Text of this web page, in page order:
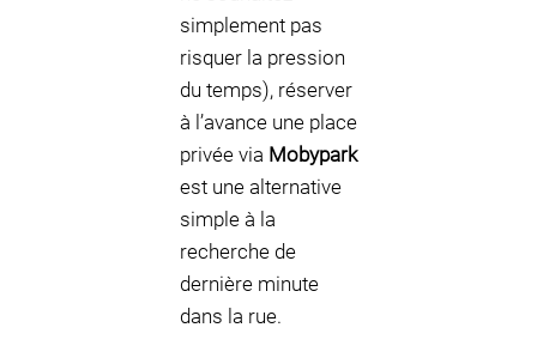
simplement pas
risquer la pression
du temps), réserver
à l’avance une place
privée via Mobypark
est une alternative
simple à la
recherche de
dernière minute
dans la rue.